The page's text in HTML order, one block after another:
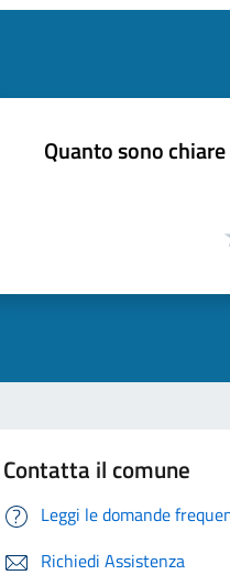
Quanto sono
Contatta il comune
Leggi le domande
Richiedi Assistenza